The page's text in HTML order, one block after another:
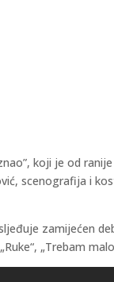
koji je od
scenografija i
zamijećen
„Trebam